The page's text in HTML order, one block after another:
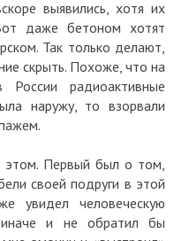
выявились, хотя их
даже бетоном хотят
Так только делают,
скрыть. Похоже, что на
радиоактивные
наружу, то взорвали
Первый был о том,
своей подруги в этой
увидел человеческую
иначе и не обратил бы